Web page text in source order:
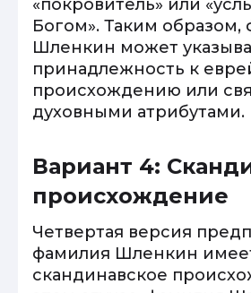
«покровитель» или
Богом». Таким образом,
Шленкин может
принадлежность к
происхождению или
духовными атрибутами.
Вариант 4:
происхождение
Четвертая версия
фамилия Шленкин
скандинавское